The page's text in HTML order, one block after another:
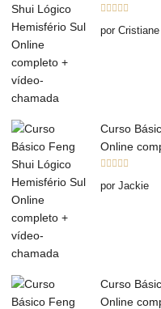
de 5
por Cristiane
Curso
Online
de 5
por Jackie
Curso
Online